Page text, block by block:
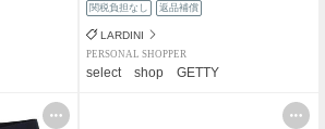
関税負担なし 返品補償
LARDINI
PERSONAL SHOPPER
select shop GETTY